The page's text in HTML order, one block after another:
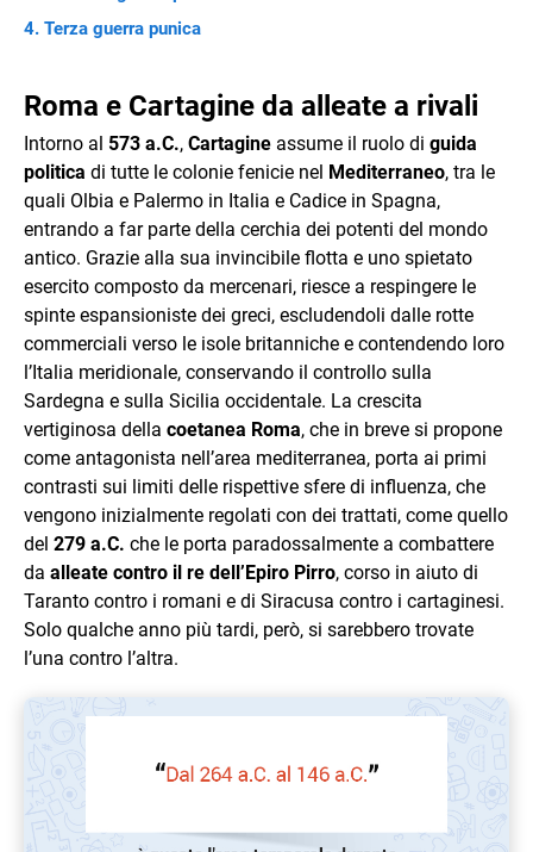
Terza guerra punica
Roma e Cartagine da alleate a rivali
Intorno al 573 a.C., Cartagine assume il ruolo di guida
politica di tutte le colonie fenicie nel Mediterraneo, tra le
quali Olbia e Palermo in Italia e Cadice in Spagna,
entrando a far parte della cerchia dei potenti del mondo
antico. Grazie alla sua invincibile flotta e uno spietato
esercito composto da mercenari, riesce a respingere le
spinte espansioniste dei greci, escludendoli dalle rotte
commerciali verso le isole britanniche e contendendo loro
l’Italia meridionale, conservando il controllo sulla
Sardegna e sulla Sicilia occidentale. La crescita
vertiginosa della coetanea Roma, che in breve si propone
come antagonista nell’area mediterranea, porta ai primi
contrasti sui limiti delle rispettive sfere di influenza, che
vengono inizialmente regolati con dei trattati, come quello
del 279 a.C. che le porta paradossalmente a combattere
da alleate contro il re dell’Epiro Pirro, corso in aiuto di
Taranto contro i romani e di Siracusa contro i cartaginesi.
Solo qualche anno più tardi, però, si sarebbero trovate
l’una contro l’altra.